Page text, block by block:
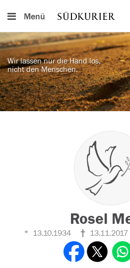
Menü
Wir lassen nur die Hand los,
nicht den Menschen.
Rosel
13.10.1934 13.11.2017